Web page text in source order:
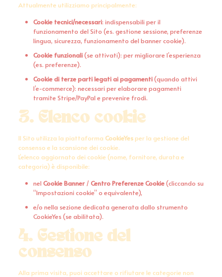
Attualmente utilizziamo principalmente:
Cookie tecnici/necessari: indispensabili per il
funzionamento del Sito (es. gestione sessione, preferenze
lingua, sicurezza, funzionamento del banner cookie).
Cookie funzionali(se attivati): per migliorare l’esperienza
(es. preferenze).
Cookie di terze parti legati ai pagamenti(quando attivi
l’e-commerce): necessari per elaborare pagamenti
tramite Stripe/PayPal e prevenire frodi.
3. Elenco cookie
Il Sito utilizza la piattaforma CookieYesper la gestione del
consenso e la scansione dei cookie.
L’elenco aggiornato dei cookie (nome, fornitore, durata e
categoria) è disponibile:
nel Cookie Banner/ Centro Preferenze Cookie(cliccando su
“Impostazioni cookie” o equivalente),
e/o nella sezione dedicata generata dallo strumento
CookieYes (se abilitata).
4. Gestione del
consenso
Alla prima visita, puoi accettare o rifiutare le categorie non